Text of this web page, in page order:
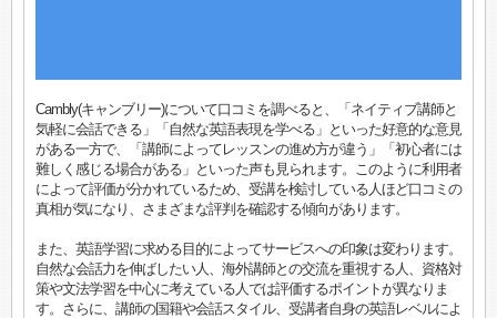
Cambly(キャンブリー)について口コミを調べると、「ネイティブ講師と
気軽に会話できる」「自然な英語表現を学べる」といった好意的な意見
がある一方で、「講師によってレッスンの進め方が違う」「初心者には
難しく感じる場合がある」といった声も見られます。このように利用者
によって評価が分かれているため、受講を検討している人ほど口コミの
真相が気になり、さまざまな評判を確認する傾向があります。
また、英語学習に求める目的によってサービスへの印象は変わります。
自然な会話力を伸ばしたい人、海外講師との交流を重視する人、資格対
策や文法学習を中心に考えている人では評価するポイントが異なりま
す。さらに、講師の国籍や会話スタイル、受講者自身の英語レベルによ